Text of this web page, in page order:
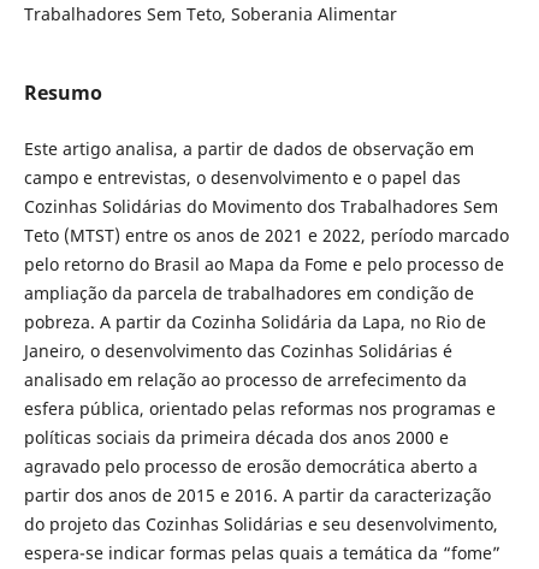
Trabalhadores Sem Teto, Soberania Alimentar
Resumo
Este artigo analisa, a partir de dados de observação em
campo e entrevistas, o desenvolvimento e o papel das
Cozinhas Solidárias do Movimento dos Trabalhadores Sem
Teto (MTST) entre os anos de 2021 e 2022, período marcado
pelo retorno do Brasil ao Mapa da Fome e pelo processo de
ampliação da parcela de trabalhadores em condição de
pobreza. A partir da Cozinha Solidária da Lapa, no Rio de
Janeiro, o desenvolvimento das Cozinhas Solidárias é
analisado em relação ao processo de arrefecimento da
esfera pública, orientado pelas reformas nos programas e
políticas sociais da primeira década dos anos 2000 e
agravado pelo processo de erosão democrática aberto a
partir dos anos de 2015 e 2016. A partir da caracterização
do projeto das Cozinhas Solidárias e seu desenvolvimento,
espera-se indicar formas pelas quais a temática da “fome”